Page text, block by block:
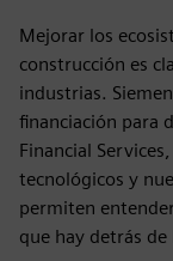
Mejorar los
construcción es
industrias.
financiación para
Financial
tecnológicos y
permiten
que hay detrás